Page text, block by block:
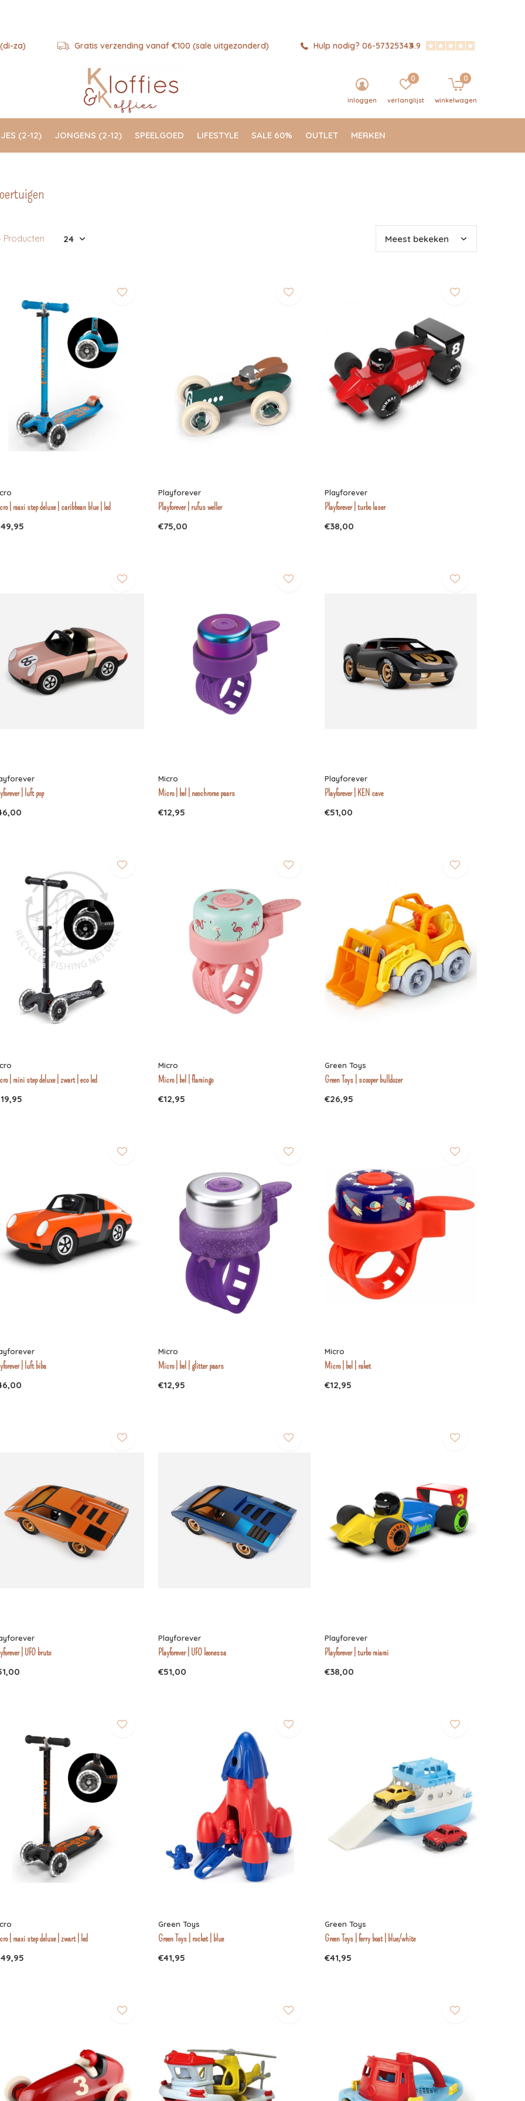
(2-12) JONGENS (2-12) SPEELGOED LIFESTYLE SALE 60% OUTLET MERKEN
inloggen verlanglijst
0
winkelwagen
0
za) Gratis verzending vanaf €100 (sale uitgezonderd) Hulp nodig? 06-573253434.9
Producten
| maxi step deluxe | caribbean blue | led
Playforever
Playforever | rufus weller
€75,00
Playforever
Playforever | turbo laser
€38,00
| luft pop
Micro
Micro | bel | neochrome paars
€12,95
Playforever
Playforever | KEN cave
€51,00
| mini step deluxe | zwart | eco led
Micro
Micro | bel | flamingo
€12,95
Green Toys
Green Toys | scooper bulldozer
€26,95
| luft biba
Micro
Micro | bel | glitter paars
€12,95
Micro
Micro | bel | raket
€12,95
| UFO bruto
Playforever
Playforever | UFO leonessa
€51,00
Playforever
Playforever | turbo miami
€38,00
| maxi step deluxe | zwart | led
Green Toys
Green Toys | rocket | blue
€41,95
Green Toys
Green Toys | ferry boat | blue/white
€41,95